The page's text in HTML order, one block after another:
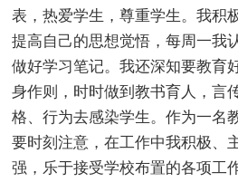
表，热爱学生，尊重学生。我积
提高自己的思想觉悟，每周一我
做好学习笔记。我还深知要教育
身作则，时时做到教书育人，言
格、行为去感染学生。作为一名
要时刻注意，在工作中我积极、
强，乐于接受学校布置的各项工